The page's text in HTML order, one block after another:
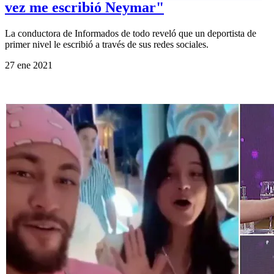
vez me escribió Neymar"
La conductora de Informados de todo reveló que un deportista de
primer nivel le escribió a través de sus redes sociales.
27 ene 2021